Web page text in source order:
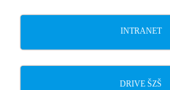
INTRANET
DRIVE ŠZŠ